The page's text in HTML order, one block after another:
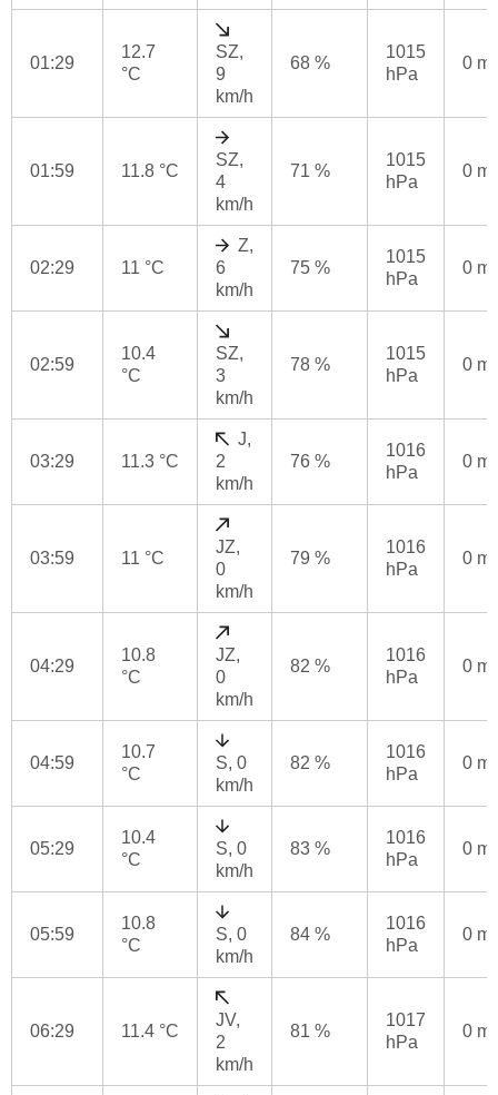
01:29
12.7
°C
SZ,
9
km/h
68 %
1015
hPa
0
01:59 11.8 °C
SZ,
4
km/h
71 %
1015
hPa
0
02:29 11 °C
Z,
6
km/h
75 %
1015
hPa
0
02:59
10.4
°C
SZ,
3
km/h
78 %
1015
hPa
0
03:29 11.3 °C
J,
2
km/h
76 %
1016
hPa
0
03:59 11 °C
JZ,
0
km/h
79 %
1016
hPa
0
04:29
10.8
°C
JZ,
0
km/h
82 %
1016
hPa
0
04:59
10.7
°C
S, 0
km/h
82 %
1016
hPa
0
05:29
10.4
°C
S, 0
km/h
83 %
1016
hPa
0
05:59
10.8
°C
S, 0
km/h
84 %
1016
hPa
0
06:29 11.4 °C
JV,
2
km/h
81 %
1017
hPa
0